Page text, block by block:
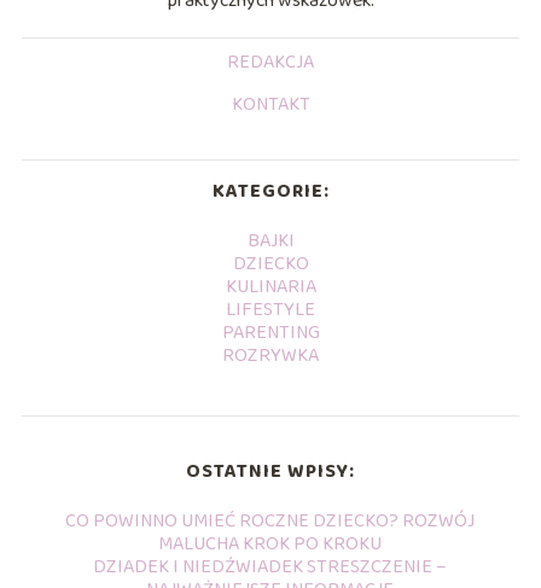
REDAKCJA
KONTAKT
KATEGORIE:
BAJKI
DZIECKO
KULINARIA
LIFESTYLE
PARENTING
ROZRYWKA
OSTATNIE WPISY:
CO POWINNO UMIEĆ ROCZNE DZIECKO? ROZWÓJ
MALUCHA KROK PO KROKU
DZIADEK I NIEDŹWIADEK STRESZCZENIE –